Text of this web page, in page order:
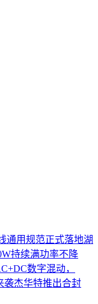
通用规范正式落地湖
持续满功率不降
数字混动，
袭杰华特推出合封